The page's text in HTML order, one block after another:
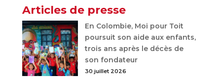
solidaire
à
Verbier
en
faveur
de
la
Articles de presse
En Colombie, Moi pour Toit
poursuit son aide aux enfants,
trois ans après le décès de
son fondateur
30 juillet 2026